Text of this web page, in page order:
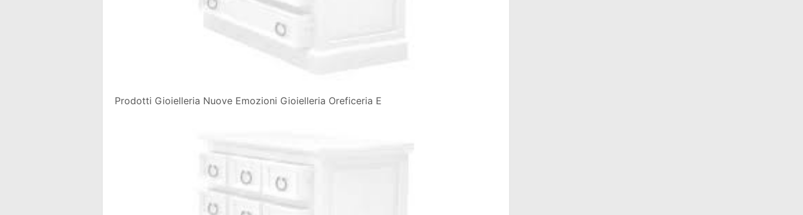
Prodotti Gioielleria Nuove Emozioni Gioielleria Oreficeria E